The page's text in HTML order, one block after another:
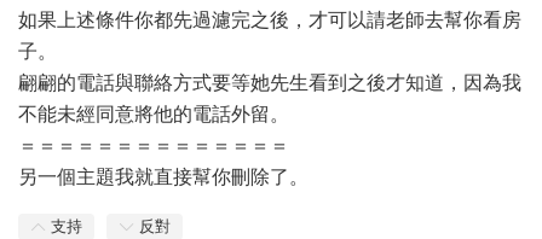
如果上述條件你都先過濾完之後，才可以請老師去幫你看房
子。
翩翩的電話與聯絡方式要等她先生看到之後才知道，因為我
不能未經同意將他的電話外留。
＝＝＝＝＝＝＝＝＝＝＝＝＝＝
另一個主題我就直接幫你刪除了。
支持 反對